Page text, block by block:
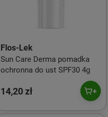
Flos-Lek
Sun Care Derma pomadka
ochronna do ust SPF30 4g
14,20 zł